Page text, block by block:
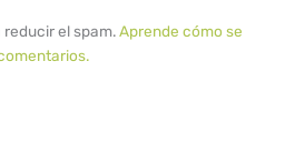
reducir el spam.Aprende cómo se